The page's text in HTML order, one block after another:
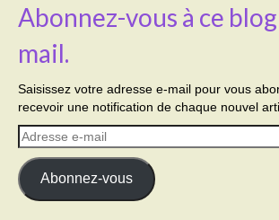
Abonnez-vous à ce
mail.
Saisissez votre adresse e-mail pour vous
recevoir une notification de chaque nouvel
Adresse
e-
mail
Abonnez-vous